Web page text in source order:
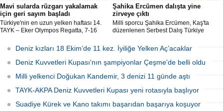
Mavi sularda rüzgarı yakalamak
için geri sayım başladı
Türkiye'nin en uzun yelken haftası 14.
TAYK – Eker Olympos Regatta, 7-16
sulara yelken açıyor.
Şahika Ercümen dalışta yine
zirveye çıktı
Milli sporcu Şahika Ercümen, Kaş'ta
düzenlenen Serbest Dalış Türkiye
kategorisinde 68 metre dalış yaparak
şampiyon oldu.
Deniz kızları 18 Ekim’de 11 kez. İyiliğe Yelken Aç’acaklar
Deniz Kuvvetleri Kupası'nın şampiyonlar Çeşme'de belli oldu
Milli yelkenci Doğukan Kandemir, 3 denizi 11 günde aştı
TAYK-AKPA Deniz Kuvvetleri Kupası yeni rotasıyla başlıyor
Suadiye Kürek ve Kano takımı başarıdan başarıya koşuyor